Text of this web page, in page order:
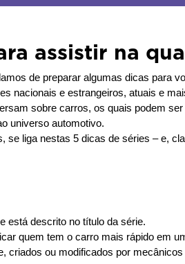
assistir na
de preparar algumas dicas para
nacionais e estrangeiros, atuais e
sobre carros, os quais podem
universo automotivo.
liga nestas 5 dicas de séries – e,
está descrito no título da série.
quem tem o carro mais rápido em
criados ou modificados por